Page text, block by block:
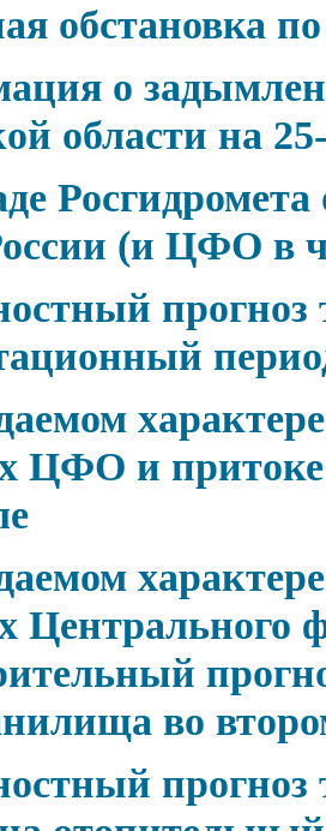
обстановка
о
области на
Росгидромета
(и ЦФО в
прогноз
характере
ЦФО и
характере
Центрального
во